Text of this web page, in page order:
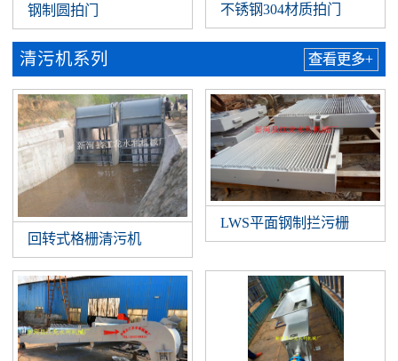
钢制圆拍门 不锈钢304材质拍门
清污机系列 查看更多+
回转式格栅清污机
LWS平面钢制拦污栅